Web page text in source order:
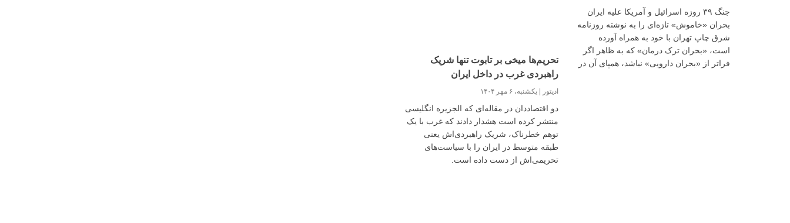
جنگ ۳۹ روزه اسرائیل و آمریکا علیه ایران
بحران «خاموش» تازه‌ای را به نوشته روزنامه
شرق چاپ تهران با خود به همراه آورده
است، «بحران ترک درمان» که به ظاهر اگر
فراتر از «بحران دارویی» نباشد، همپای آن در
تحریم‌ها میخی بر تابوت تنها شریک
راهبردی غرب در داخل ایران
ادیتور یکشنبه، ۶ مهر ۱۴۰۴
دو اقتصاددان در مقاله‌ای که الجزیره انگلیسی
منتشر کرده است هشدار دادند که غرب با یک
توهم خطرناک، شریک راهبردی‌اش یعنی
طبقه متوسط در ایران را با سیاست‌های
تحریمی‌اش از دست داده است.